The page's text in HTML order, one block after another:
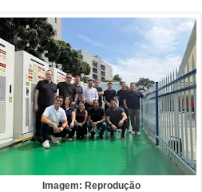
Imagem: Reprodução